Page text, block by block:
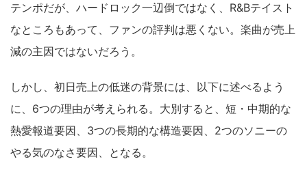
テンポだが、ハードロック一辺倒ではなく、R&Bテイスト
なところもあって、ファンの評判は悪くない。楽曲が売上
減の主因ではないだろう。
しかし、初日売上の低迷の背景には、以下に述べるよう
に、6つの理由が考えられる。大別すると、短・中期的な
熱愛報道要因、3つの長期的な構造要因、2つのソニーの
やる気のなさ要因、となる。